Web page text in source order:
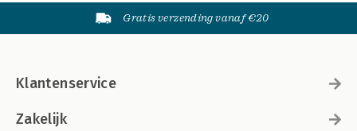
Gratis verzending vanaf €20
Klantenservice
Zakelijk